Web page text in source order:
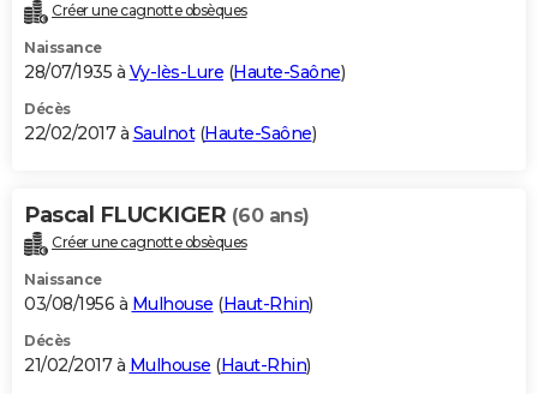
Créer une cagnotte obsèques
Naissance
28/07/1935 à Vy-lès-Lure (Haute-Saône)
Décès
22/02/2017 à Saulnot(Haute-Saône)
Pascal FLUCKIGER (60 ans)
Créer une cagnotte obsèques
Naissance
03/08/1956 à Mulhouse (Haut-Rhin)
Décès
21/02/2017 à Mulhouse (Haut-Rhin)